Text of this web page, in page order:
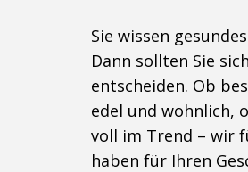
Sie wissen
Dann sollten Sie
entscheiden. Ob
edel und wohnlich,
voll im Trend – wir
haben für Ihren